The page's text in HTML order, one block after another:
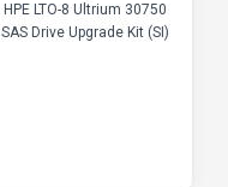
HPE LTO-8 Ultrium 30750
SAS Drive Upgrade Kit (SI)